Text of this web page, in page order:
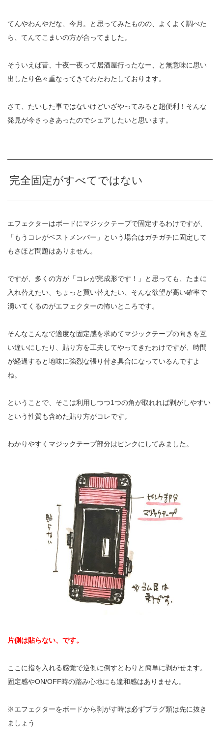
てんやわんやだな、今月。と思ってみたものの、よくよく調べた
ら、てんてこまいの方が合ってました。
そういえば昔、十夜一夜って居酒屋行ったなー、と無意味に思い
出したり色々重なってきてわたわたしております。
さて、たいした事ではないけどいざやってみると超便利！そんな
発見が今さっきあったのでシェアしたいと思います。
完全固定がすべてではない
エフェクターはボードにマジックテープで固定するわけですが、
「もうコレがベストメンバー」という場合はガチガチに固定して
もさほど問題はありません。
ですが、多くの方が「コレが完成形です！」と思っても、たまに
入れ替えたい、ちょっと買い替えたい、そんな欲望が高い確率で
湧いてくるのがエフェクターの怖いところです。
そんなこんなで適度な固定感を求めてマジックテープの向きを互
い違いにしたり、貼り方を工夫してやってきたわけですが、時間
が経過すると地味に強烈な張り付き具合になっているんですよ
ね。
ということで、そこは利用しつつ1つの角が取れれば剥がしやすい
という性質も含めた貼り方がコレです。
わかりやすくマジックテープ部分はピンクにしてみました。
片側は貼らない、です。
ここに指を入れる感覚で逆側に倒すとわりと簡単に剥がせます。
固定感やON/OFF時の踏み心地にも違和感はありません。
※エフェクターをボードから剥がす時は必ずプラグ類は先に抜き
ましょう